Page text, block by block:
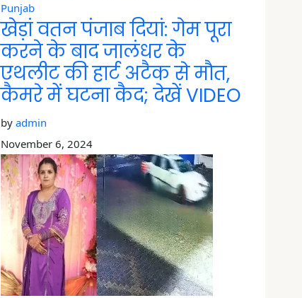
Punjab
खेड़ां वतन पंजाब दियां: गेम पूरा
करने के बाद जालंधर के
एथलीट की हार्ट अटैक से मौत,
कैमरे में घटना कैद; देखें VIDEO
by admin
November 6, 2024